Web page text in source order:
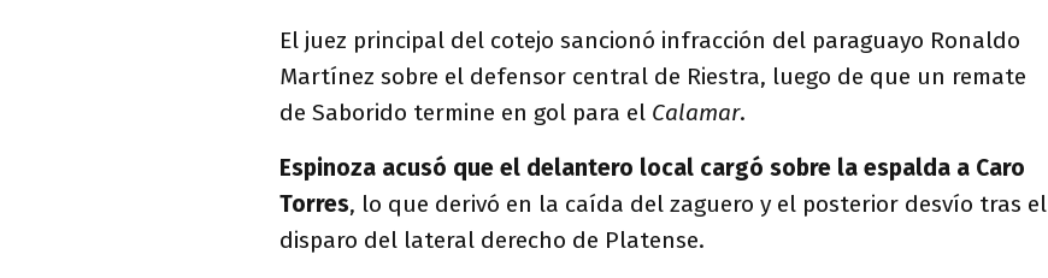
El juez principal del cotejo sancionó infracción del paraguayo Ronaldo
Martínez sobre el defensor central de Riestra, luego de que un remate
de Saborido termine en gol para el Calamar.
Espinoza acusó que el delantero local cargó sobre la espalda a Caro
Torres, lo que derivó en la caída del zaguero y el posterior desvío tras el
disparo del lateral derecho de Platense.